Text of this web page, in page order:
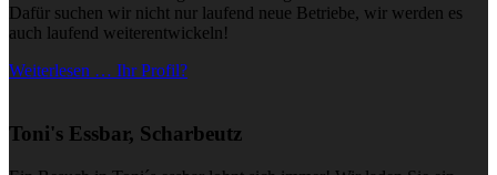
Dafür suchen wir nicht nur laufend neue Betriebe, wir werden es
auch laufend weiterentwickeln!
Weiterlesen … Ihr Profil?
Toni's Essbar, Scharbeutz